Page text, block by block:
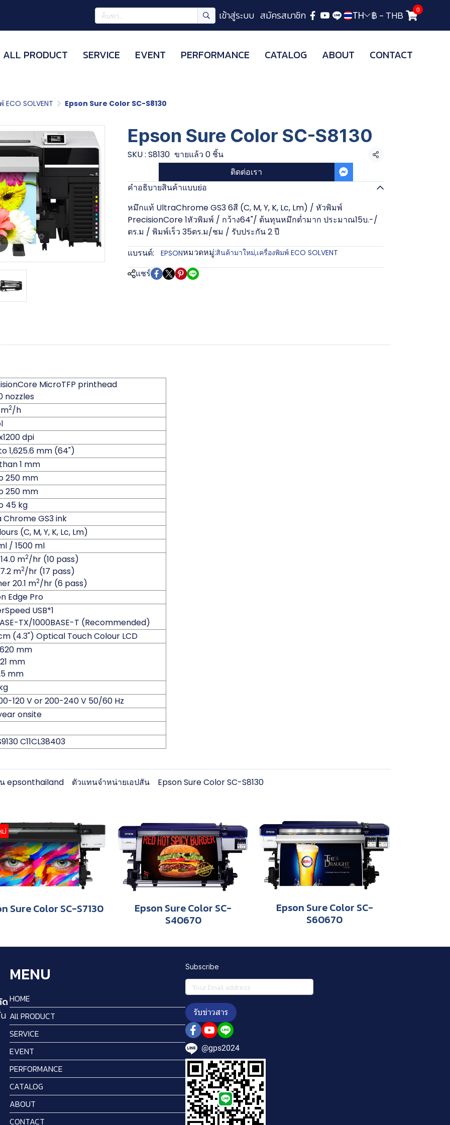
เข้าสู่ระบบ สมัครสมาชิก TH ฿ - THB 0
ALL PRODUCT SERVICE EVENT PERFORMANCE CATALOG ABOUT CONTACT
ECO SOLVENT Epson Sure Color SC-S8130
Epson Sure Color SC-S8130
SKU : S8130 ขายแล้ว 0 ชิ้น
แชร์
ติดต่อเรา
คำอธิบายสินค้าแบบย่อ
หมึกแท้ UltraChrome GS3 6สี (C, M, Y, K, Lc, Lm) / หัวพิมพ์
PrecisionCore 1หัวพิมพ์ / กว้าง64"/ ต้นทุนหมึกต่ำมาก ประมาณ15บ.-/
ตร.ม / พิมพ์เร็ว 35ตร.ม/ชม / รับประกัน 2 ปี
แบรนด์:
EPSONหมวดหมู่:สินค้ามาใหม่,เครื่องพิมพ์ ECO SOLVENT
แชร์
MicroTFP printhead
nozzles
m2/h
dpi
1,625.6 mm (64")
1 mm
250 mm
250 mm
45 kg
Chrome GS3 ink
(C, M, Y, K, Lc, Lm)
/ 1500 ml
m2/hr (10 pass)
m2/hr (17 pass)
20.1 m2/hr (6 pass)
Edge Pro
USB*1
TX/1000BASE-T (Recommended)
(4.3") Optical Touch Colour LCD
mm
mm
mm
120 V or 200-240 V 50/60 Hz
onsite
C11CL38403
epsonthailand ตัวแทนจำหน่ายเอปสัน Epson Sure Color SC-S8130
ม่
Sure Color SC-S7130
Epson Sure Color SC-
S40670
Epson Sure Color SC-
S60670
ด
MENU
HOME
All PRODUCT
SERVICE
EVENT
PERFORMANCE
CATALOG
ABOUT
CONTACT
Subscribe
รับข่าวสาร
@gps2024